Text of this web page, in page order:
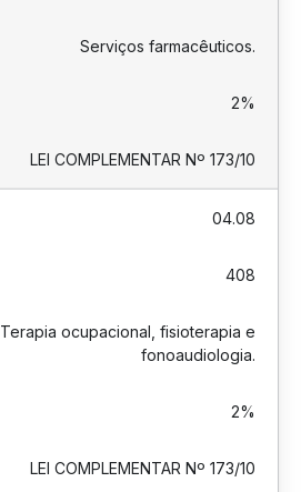
Serviços farmacêuticos.
2%
LEI COMPLEMENTAR Nº 173/10
04.08
408
Terapia ocupacional, fisioterapia e
fonoaudiologia.
2%
LEI COMPLEMENTAR Nº 173/10